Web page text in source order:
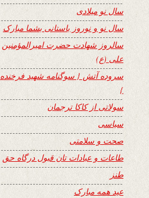
سال نو میلادی
سال نو و نوروز باستانی بشما مبارک
سالروز شهادت حضرت امیرالمؤمنین
علی (ع)
سروده آتش { سوگنامه شهید فرخنده
}
سولاتی از کاکا ترجمان
سیاسی
صحت و سلامتی
طاعات و عبادات تان قبول درگاه حق
طنز
عید همه مبارک